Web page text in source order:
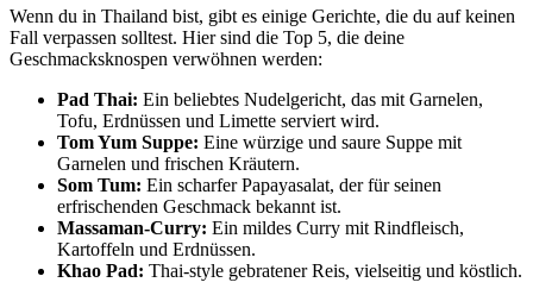
Wenn du in Thailand bist, gibt es einige Gerichte, die du auf keinen
Fall verpassen solltest. Hier sind die Top 5, die deine
Geschmacksknospen verwöhnen werden:
Pad Thai: Ein beliebtes Nudelgericht, das mit Garnelen,
Tofu, Erdnüssen und Limette serviert wird.
Tom Yum Suppe: Eine würzige und saure Suppe mit
Garnelen und frischen Kräutern.
Som Tum: Ein scharfer Papayasalat, der für seinen
erfrischenden Geschmack bekannt ist.
Massaman-Curry: Ein mildes Curry mit Rindfleisch,
Kartoffeln und Erdnüssen.
Khao Pad: Thai-style gebratener Reis, vielseitig und köstlich.